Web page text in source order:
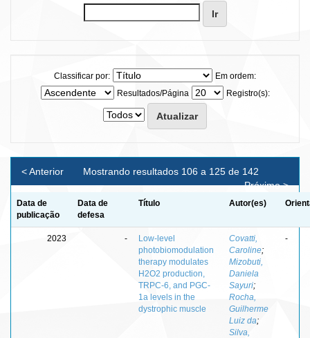
Classificar por:
Em ordem:
Resultados/Página
Registro(s):
Mostrando resultados 106 a 125 de 142
< Anterior
Próximo >
Data de
publicação
Data de
defesa
Título Autor(es)
2023 -
Low-level
photobiomodulation
therapy modulates
H2O2 production,
TRPC-6, and PGC-
1a levels in the
dystrophic muscle
Covatti,
Caroline;
Mizobuti,
Daniela
Sayuri;
Rocha,
Guilherme
Luiz da;
Silva,
-